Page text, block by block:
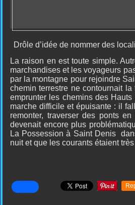
Drôle d’idée de nommer des
La raison en est toute simple.
marchandises et les voyageurs
par la montagne pour rejoindre
chemin terrestre ne contournait
emprunter les chemins des
marche difficile et épuisante : il
remonter, traverser des ponts
devenait encore plus
La Possession à Saint Denis
nuit et que les courants étaient